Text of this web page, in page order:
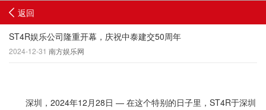
返回
ST4R娱乐公司隆重开幕，庆祝中泰建交50周年
2024-12-31 南方娱乐网
深圳，2024年12月28日 — 在这个特别的日子里，ST4R于深圳